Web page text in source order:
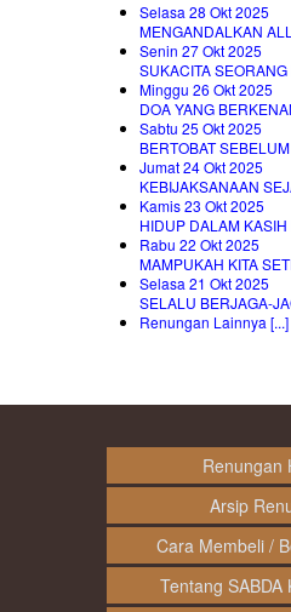
Selasa 28 Okt 2025
MENGANDALKAN
Senin 27 Okt 2025
SUKACITA SEORANG
Minggu 26 Okt 2025
DOA YANG
Sabtu 25 Okt 2025
BERTOBAT
Jumat 24 Okt 2025
KEBIJAKSANAAN
Kamis 23 Okt 2025
HIDUP DALAM
Rabu 22 Okt 2025
MAMPUKAH KITA
Selasa 21 Okt 2025
SELALU BERJAGA-
Renungan Lainnya [...]
Renungan
Arsip
Cara Membeli /
Tentang SABDA